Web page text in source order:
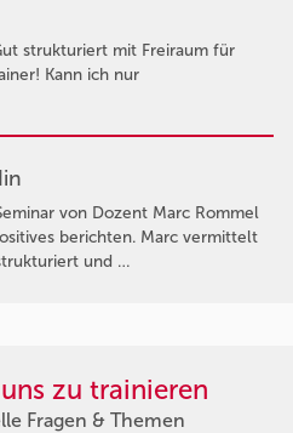
strukturiert mit Freiraum für
Kann ich nur
von Dozent Marc Rommel
berichten. Marc vermittelt
und …
zu trainieren
Fragen & Themen